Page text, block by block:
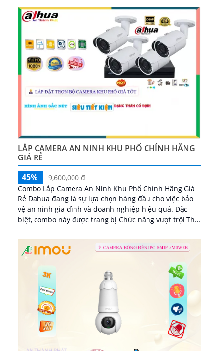
LẮP CAMERA AN NINH KHU PHỐ CHÍNH HÃNG
GIÁ RẺ
45%
9,600,000 ₫
Combo Lắp Camera An Ninh Khu Phố Chính Hãng Giá
Rẻ Dahua đang là sự lựa chọn hàng đầu cho việc bảo
vệ an ninh gia đình và doanh nghiệp hiệu quả. Đặc
biệt, combo này được trang bị Chức năng vượt trội Thu
và phát lại âm thanh một cách rõ ràng trong mọi tình
huống...